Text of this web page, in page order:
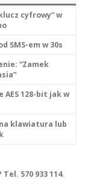
cyfrowy” w
SMS-em w 30s
“Zamek
AES 128-bit jak w
klawiatura lub
570 933 114.